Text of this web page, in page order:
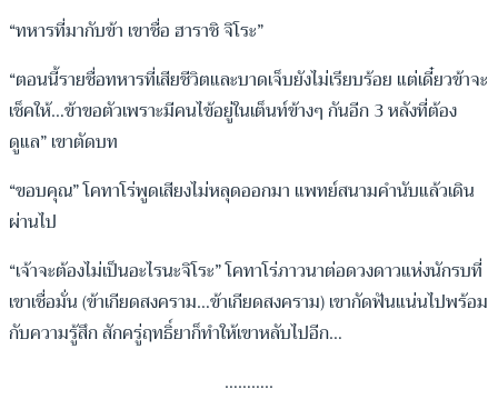
“ทหารที่มากับข้า เขาชื่อ ฮาราชิ จิโระ”
“ตอนนี้รายชื่อทหารที่เสียชีวิตและบาดเจ็บยังไม่เรียบร้อย แต่เดี๋ยวข้าจะ
เช็คให้…ข้าขอตัวเพราะมีคนไข้อยู่ในเต็นท์ข้างๆ กันอีก 3 หลังที่ต้อง
ดูแล” เขาตัดบท
“ขอบคุณ” โคทาโร่พูดเสียงไม่หลุดออกมา แพทย์สนามคำนับแล้วเดิน
ผ่านไป
“เจ้าจะต้องไม่เป็นอะไรนะจิโระ” โคทาโร่ภาวนาต่อดวงดาวแห่งนักรบที่
เขาเชื่อมั่น (ข้าเกียดสงคราม…ข้าเกียดสงคราม) เขากัดฟันแน่นไปพร้อม
กับความรู้สึก สักครู่ฤทธิ์ยาก็ทำให้เขาหลับไปอีก…
………..